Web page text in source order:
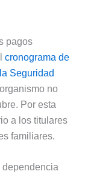
pagos
cronograma de
Seguridad
no
Por esta
a los titulares
familiares.